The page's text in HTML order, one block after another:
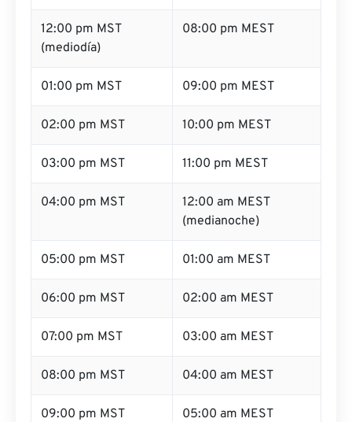
12:00 pm MST
(mediodía)
08:00 pm MEST
01:00 pm MST 09:00 pm MEST
02:00 pm MST 10:00 pm MEST
03:00 pm MST 11:00 pm MEST
04:00 pm MST
12:00 am MEST
(medianoche)
05:00 pm MST 01:00 am MEST
06:00 pm MST 02:00 am MEST
07:00 pm MST 03:00 am MEST
08:00 pm MST 04:00 am MEST
09:00 pm MST 05:00 am MEST